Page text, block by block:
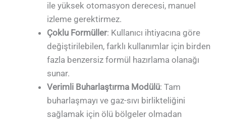
ile yüksek otomasyon derecesi, manuel
izleme gerektirmez.
Çoklu Formüller: Kullanıcı ihtiyacına göre
değiştirilebilen, farklı kullanımlar için birden
fazla benzersiz formül hazırlama olanağı
sunar.
Verimli Buharlaştırma Modülü: Tam
buharlaşmayı ve gaz-sıvı birlikteliğini
sağlamak için ölü bölgeler olmadan